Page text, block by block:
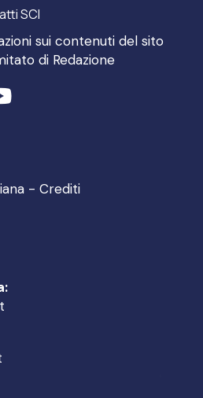
SCI
sui contenuti del sito
di Redazione
- Crediti